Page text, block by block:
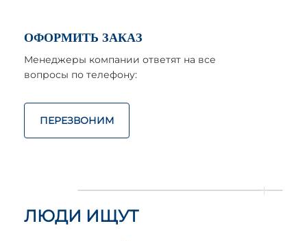
ОФОРМИТЬ ЗАКАЗ
Менеджеры компании ответят на все
вопросы по телефону:
ПЕРЕЗВОНИМ
ЛЮДИ ИЩУТ